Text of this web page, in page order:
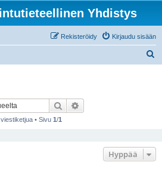
Yhdistys
Kirjaudu sisään
Rekisteröidy
Etsi
• Sivu 1/1
Hyppää